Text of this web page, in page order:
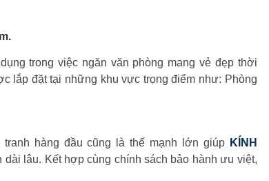
trong việc ngăn văn phòng mang vẻ đẹp thời
lắp đặt tại những khu vực trọng điểm như: Phòng
tranh hàng đầu cũng là thế mạnh lớn giúp KÍNH
lâu. Kết hợp cùng chính sách bảo hành ưu việt,